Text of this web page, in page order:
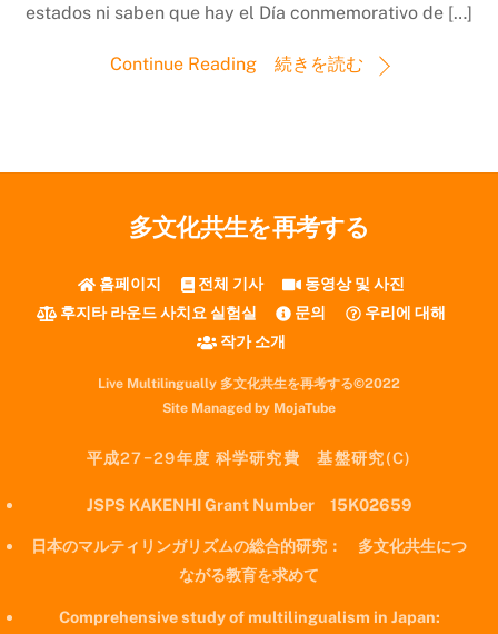
estados ni saben que hay el Día conmemorativo de […]
Continue Reading 続きを読む
多文化共生を再考する
홈페이지 전체 기사
동영상 및 사진
후지타 라운드 사치요 실험실
문의
우리에 대해
작가 소개
Live Multilingually 多文化共生を再考する©2022
Site Managed by MojaTube
平成27−29年度 科学研究費 基盤研究(C)
JSPS KAKENHI Grant Number 15K02659
日本のマルティリンガリズムの総合的研究： 多文化共生につ
ながる教育を求めて
Comprehensive study of multilingualism in Japan: